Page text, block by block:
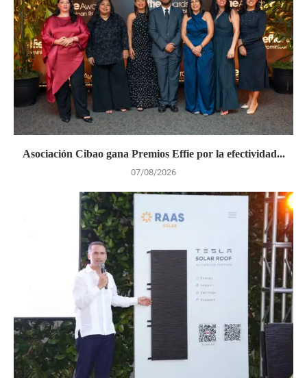
Asociación Cibao gana Premios Effie por la efectividad...
07/08/2026